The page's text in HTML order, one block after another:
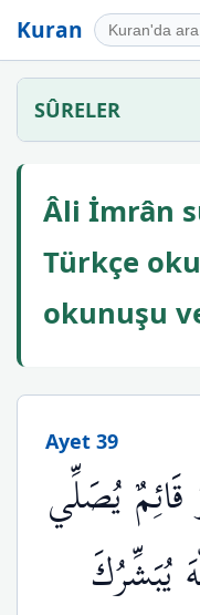
Kuran
SÛRELER
Âli İmrân
Türkçe
okunuşu
Ayet 39
قَائِمٌ يُصَلِّي
يُبَشِّرُكَ